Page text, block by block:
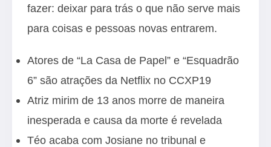
fazer: deixar para trás o que não serve mais
para coisas e pessoas novas entrarem.
Atores de “La Casa de Papel” e “Esquadrão
6” são atrações da Netflix no CCXP19
Atriz mirim de 13 anos morre de maneira
inesperada e causa da morte é revelada
Téo acaba com Josiane no tribunal e